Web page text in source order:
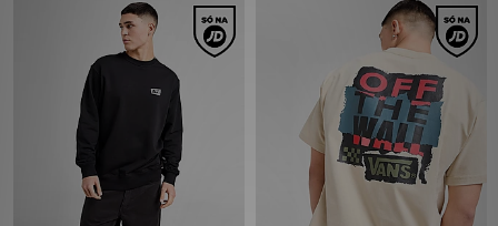
VER MARCAS
LOCALIZADOR DE LOJAS
MENSAGENS